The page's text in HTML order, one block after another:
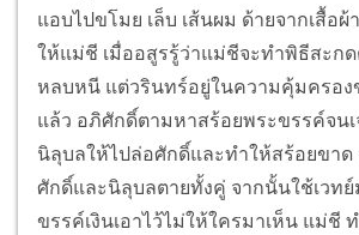
แอบไปขโมย เล็บ เส้นผม ด้ายจากเสื้อ
ให้แม่ชี เมื่ออสูรรู้ว่าแม่ชีจะทำพิธีสะกด
หลบหนี แต่วรินทร์อยู่ในความคุ้มครอง
แล้ว อภิศักดิ์ตามหาสร้อยพระขรรค์จน
นิลุบลให้ไปล่อศักดิ์และทำให้สร้อยขาด
ศักดิ์และนิลุบลตายทั้งคู่ จากนั้นใช้เวท
ขรรค์เงินเอาไว้ไม่ให้ใครมาเห็น แม่ชี